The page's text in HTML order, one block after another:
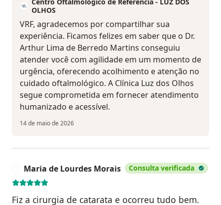
OLHOS
VRF, agradecemos por compartilhar sua
experiência. Ficamos felizes em saber que o Dr.
Arthur Lima de Berredo Martins conseguiu
atender você com agilidade em um momento de
urgência, oferecendo acolhimento e atenção no
cuidado oftalmológico. A Clínica Luz dos Olhos
segue comprometida em fornecer atendimento
humanizado e acessível.
14 de maio de 2026
Maria de Lourdes Morais Consulta verificada
Fiz a cirurgia de catarata e ocorreu tudo bem.